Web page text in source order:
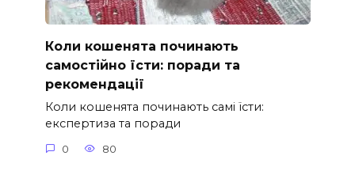
Коли кошенята починають
самостійно їсти: поради та
рекомендації
Коли кошенята починають самі їсти:
експертиза та поради
0 80